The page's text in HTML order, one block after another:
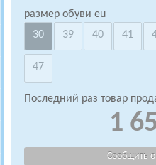
размер обуви eu
30
39 40 41
47
Последний раз товар
1